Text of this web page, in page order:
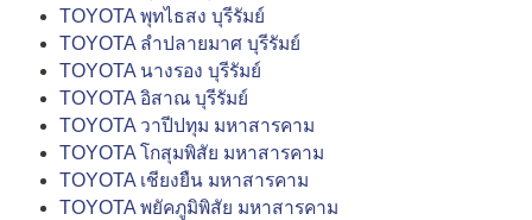
TOYOTA พุทไธสง บุรีรัมย์
TOYOTA ลำปลายมาศ บุรีรัมย์
TOYOTA นางรอง บุรีรัมย์
TOYOTA อิสาณ บุรีรัมย์
TOYOTA วาปีปทุม มหาสารคาม
TOYOTA โกสุมพิสัย มหาสารคาม
TOYOTA เชียงยืน มหาสารคาม
TOYOTA พยัคภูมิพิสัย มหาสารคาม